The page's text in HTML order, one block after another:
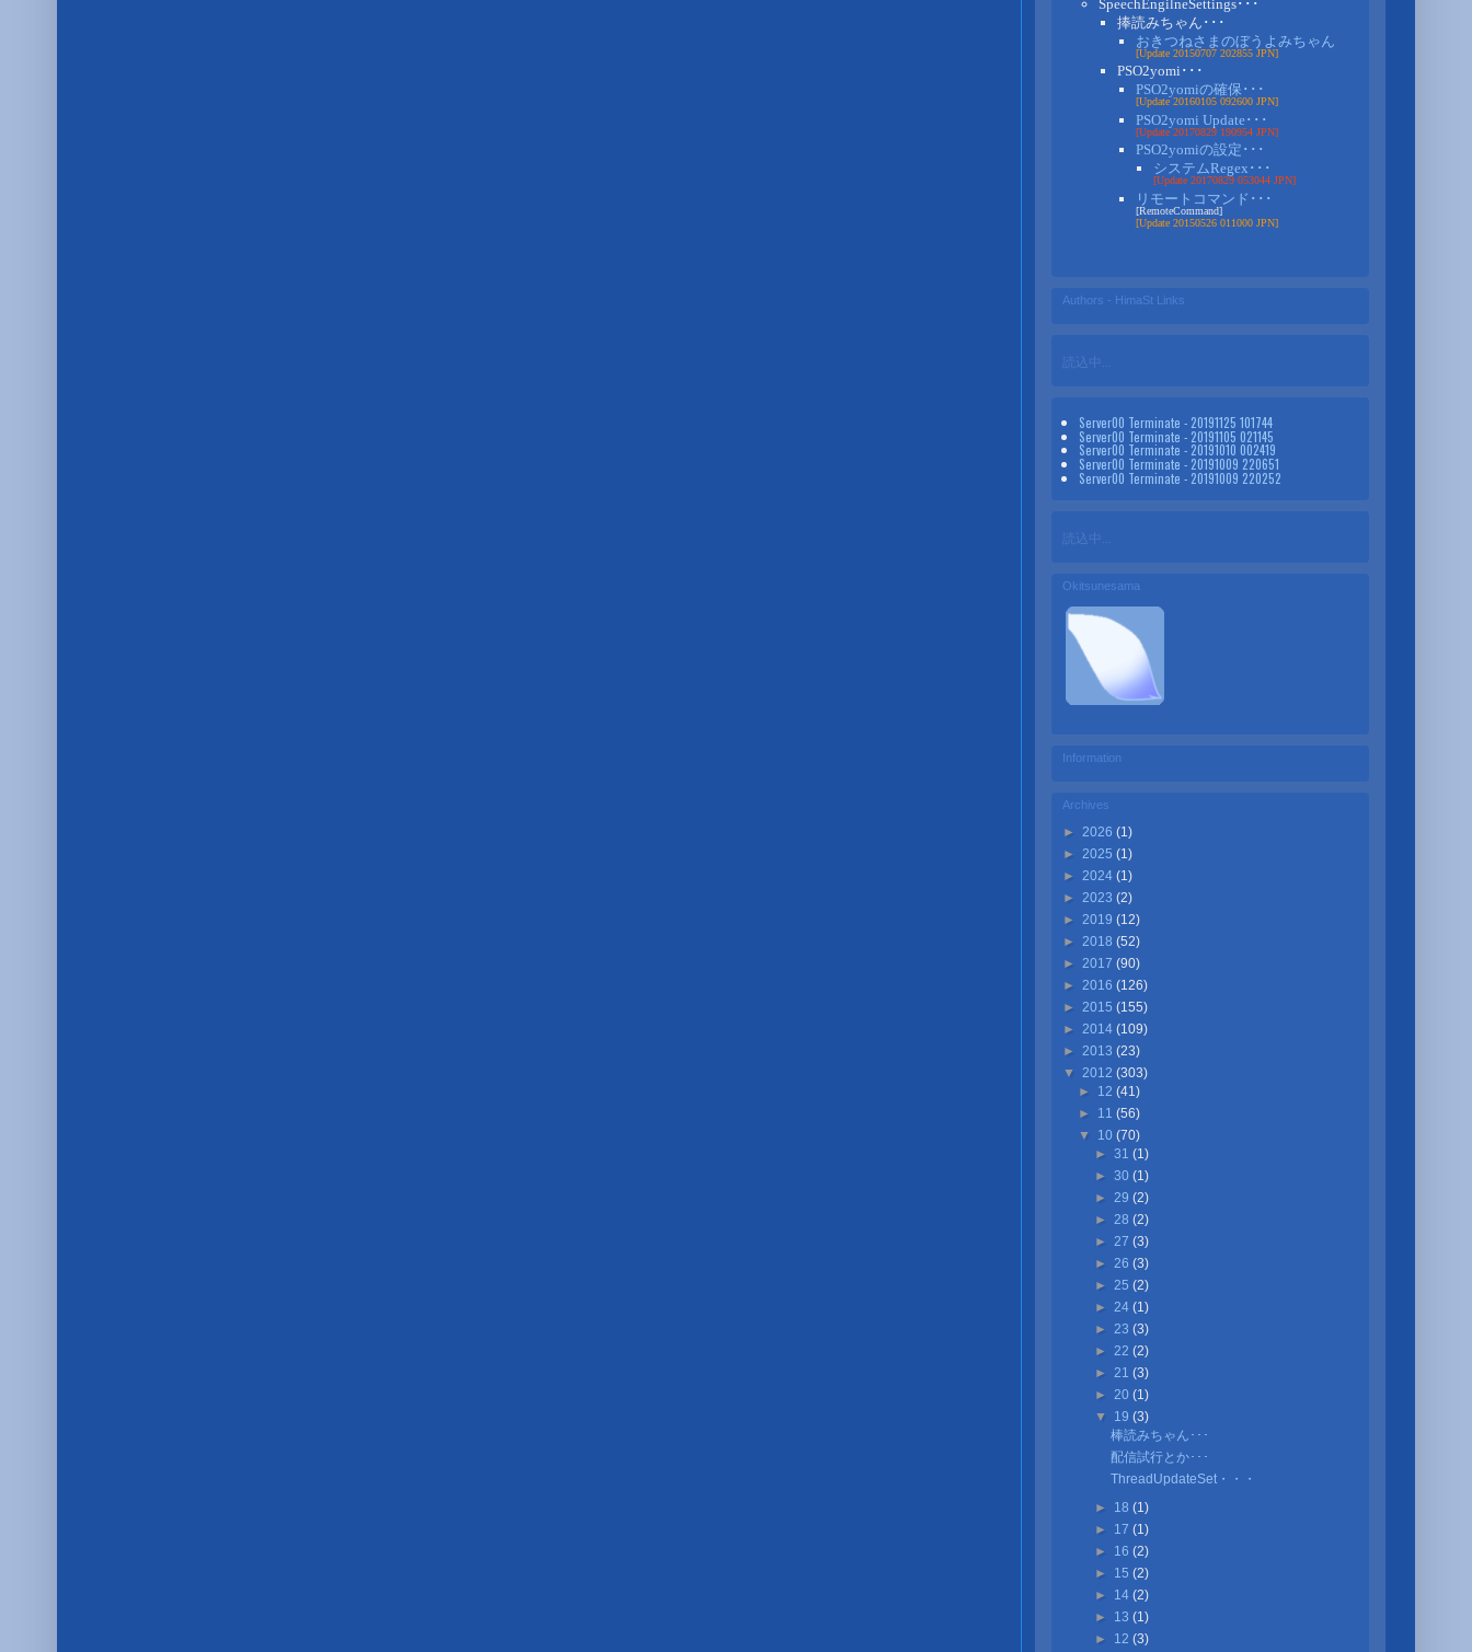
SpeechEngilneSettings･･･
捧読みちゃん･･･
おきつねさまのぼうよみちゃん
[Update 20150707 202855 JPN]
PSO2yomi･･･
PSO2yomiの確保･･･
[Update 20160105 092600 JPN]
PSO2yomi Update･･･
[Update 20170829 190954 JPN]
PSO2yomiの設定･･･
システムRegex･･･
[Update 20170829 053044 JPN]
リモートコマンド･･･
[RemoteCommand]
[Update 20150526 011000 JPN]
Authors - HimaSt Links
読込中...
Server00 Terminate - 20191125 101744
Server00 Terminate - 20191105 021145
Server00 Terminate - 20191010 002419
Server00 Terminate - 20191009 220651
Server00 Terminate - 20191009 220252
読込中...
Okitsunesama
Information
Archives
► 2026 (1)
► 2025 (1)
► 2024 (1)
► 2023 (2)
► 2019 (12)
► 2018 (52)
► 2017 (90)
► 2016 (126)
► 2015 (155)
► 2014 (109)
► 2013 (23)
▼ 2012 (303)
► 12(41)
► 11(56)
▼ 10(70)
► 31 (1)
► 30 (1)
► 29 (2)
► 28 (2)
► 27 (3)
► 26 (3)
► 25 (2)
► 24 (1)
► 23 (3)
► 22 (2)
► 21 (3)
► 20 (1)
▼ 19 (3)
棒読みちゃん･･･
配信試行とか･･･
ThreadUpdateSet・・・
► 18 (1)
► 17 (1)
► 16 (2)
► 15 (2)
► 14 (2)
► 13 (1)
► 12 (3)